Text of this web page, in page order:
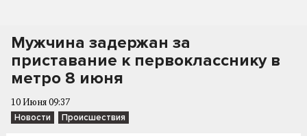
Мужчина задержан за
приставание к первокласснику в
метро 8 июня
10 Июня 09:37
Новости Происшествия